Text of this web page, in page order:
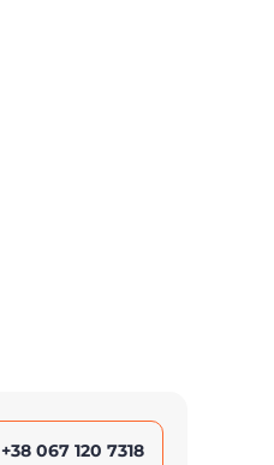
+38 067 120 7318